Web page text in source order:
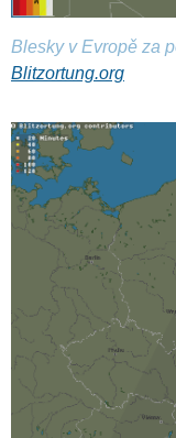
Blesky v Evropě za
Blitzortung.org